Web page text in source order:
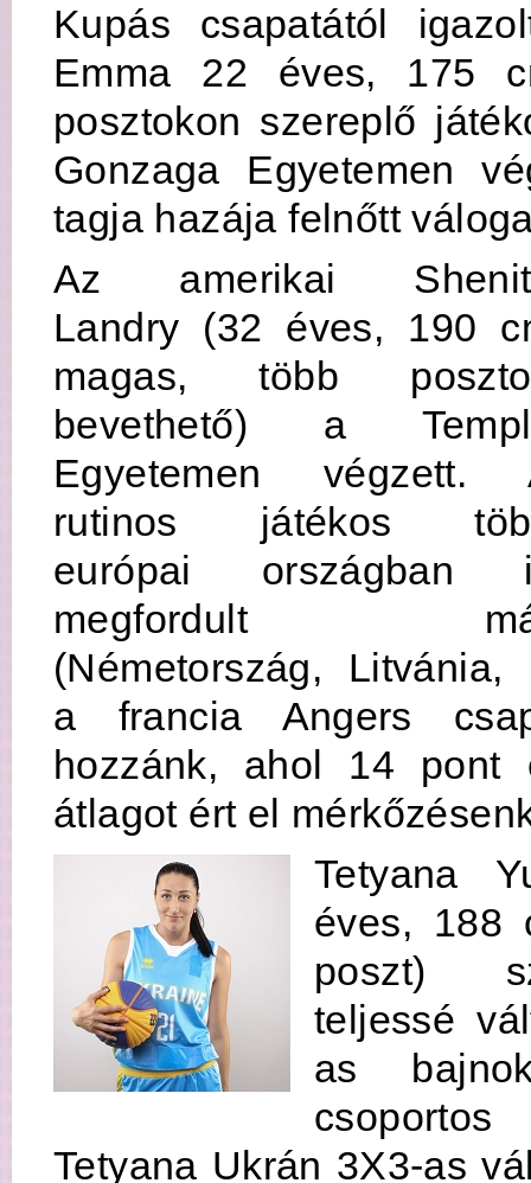
Kupás csapatától
Emma 22 éves, 175
posztokon szereplő
Gonzaga Egyetemen
tagja hazája felnőtt
Az amerikai
Landry (32 éves, 190
magas, több
bevethető) a
Egyetemen végzett.
rutinos játékos
európai országban
megfordult
(Németország, Litvánia,
a francia Angers
hozzánk, ahol 14 pont
átlagot ért el
Tetyana
éves, 188
poszt)
teljessé
as
Tetyana Ukrán 3X3-as